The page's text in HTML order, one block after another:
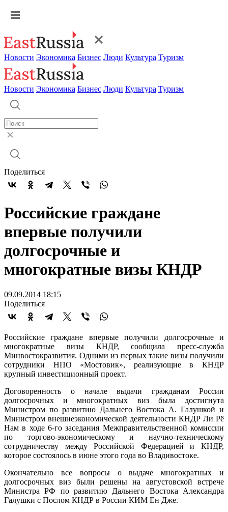
Новости Экономика Бизнес Люди Культура Туризм
Новости Экономика Бизнес Люди Культура Туризм
Поделиться
Российские граждане
впервые получили
долгосрочные и
многократные визы КНДР
09.09.2014 18:15
Поделиться
Российские граждане впервые получили долгосрочные и
многократные визы КНДР, сообщила пресс-служба
Минвостокразвития. Одними из первых такие визы получили
сотрудники НПО «Мостовик», реализующие в КНДР
крупный инвестиционный проект.
Договоренность о начале выдачи гражданам России
долгосрочных и многократных виз была достигнута
Министром по развитию Дальнего Востока А. Галушкой и
Министром внешнеэкономической деятельности КНДР Ли Рё
Нам в ходе 6-го заседания Межправительственной комиссии
по торгово-экономическому и научно-техническому
сотрудничеству между Российской Федерацией и КНДР,
которое состоялось в июне этого года во Владивостоке.
Окончательно все вопросы о выдаче многократных и
долгосрочных виз были решены на августовской встрече
Министра РФ по развитию Дальнего Востока Александра
Галушки с Послом КНДР в России КИМ Ен Дже.